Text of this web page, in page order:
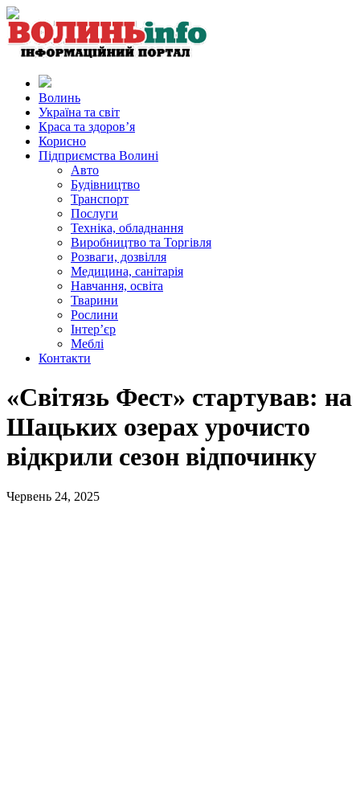
Волинь
Україна та світ
Краса та здоров’я
Корисно
Підприємства Волині
Авто
Будівництво
Транспорт
Послуги
Техніка, обладнання
Виробництво та Торгівля
Розваги, дозвілля
Медицина, санітарія
Навчання, освіта
Тварини
Рослини
Інтер’єр
Меблі
Контакти
«Світязь Фест» стартував: на
Шацьких озерах урочисто
відкрили сезон відпочинку
Червень 24, 2025